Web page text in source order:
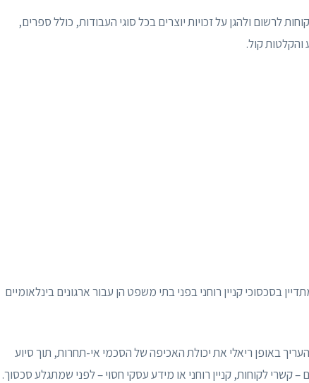
לרשום ולהגן על זכויות יוצרים בכל סוגי העבודות, כולל ספרים,
והקלטות קול.
בסכסוכי קניין רוחני בפני בתי משפט הן עבור ארגונים בינלאומיים
באופן ריאלי את יכולת האכיפה של הסכמי אי-תחרות, תוך סיוע
לקוחות, קניין רוחני או מידע עסקי חסוי – לפני שמתגלע סכסוך.